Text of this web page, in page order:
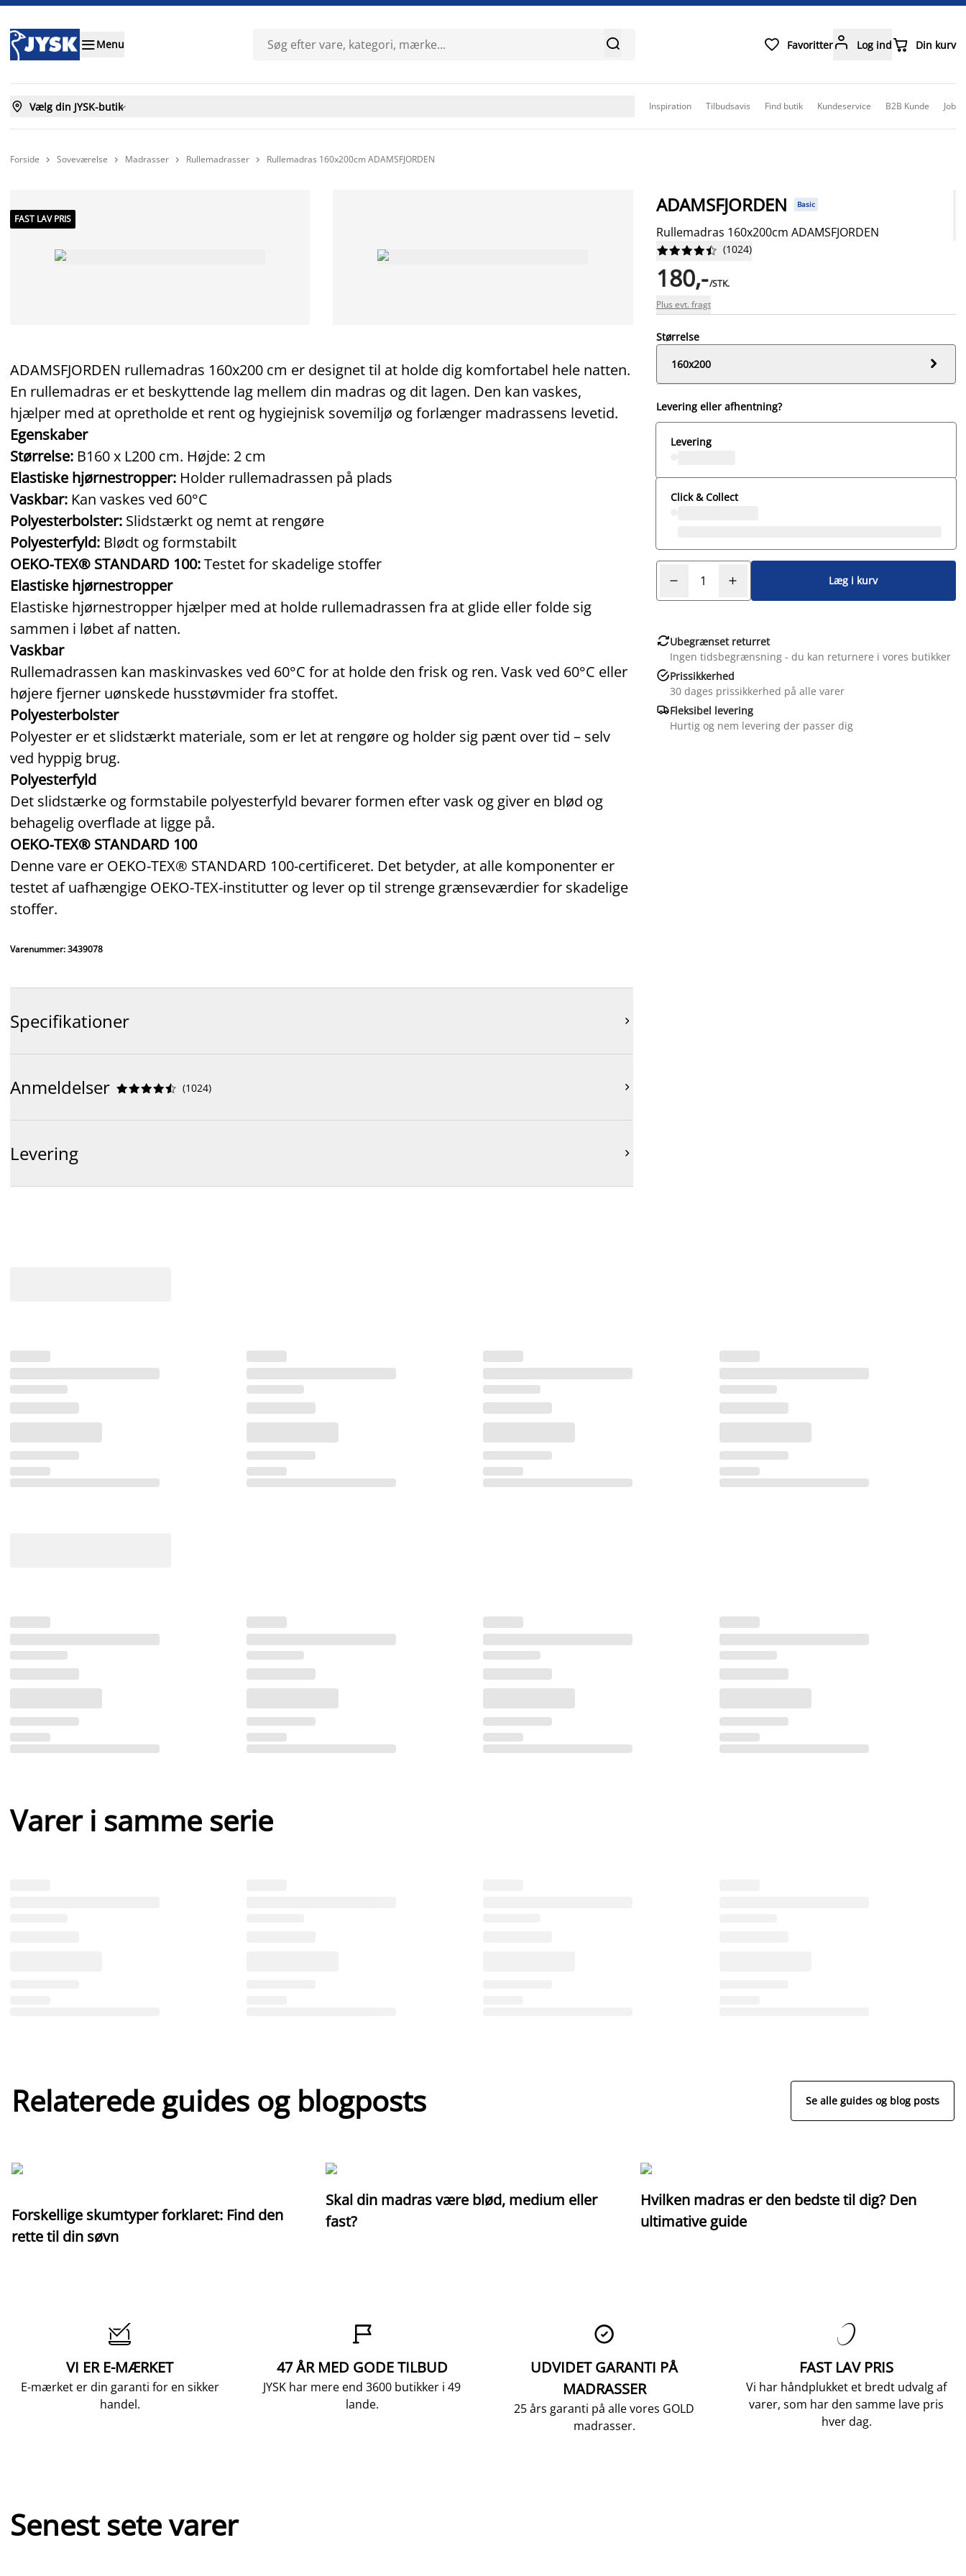
Menu   Favoritter Log ind Din kurv
 Vælg din JYSK-butik Inspiration Tilbudsavis Find butik Kundeservice B2B Kunde Job
Forside  Soveværelse  Madrasser  Rullemadrasser  Rullemadras 160x200cm ADAMSFJORDEN
FAST LAV PRIS
ADAMSFJORDEN rullemadras 160x200 cm er designet til at holde dig komfortabel hele natten.
En rullemadras er et beskyttende lag mellem din madras og dit lagen. Den kan vaskes,
hjælper med at opretholde et rent og hygiejnisk sovemiljø og forlænger madrassens levetid.
Egenskaber
Størrelse: B160 x L200 cm. Højde: 2 cm
Elastiske hjørnestropper: Holder rullemadrassen på plads
Vaskbar: Kan vaskes ved 60°C
Polyesterbolster: Slidstærkt og nemt at rengøre
Polyesterfyld: Blødt og formstabilt
OEKO‑TEX® STANDARD 100:Testet for skadelige stoffer
Elastiske hjørnestropper
Elastiske hjørnestropper hjælper med at holde rullemadrassen fra at glide eller folde sig
sammen i løbet af natten.
Vaskbar
Rullemadrassen kan maskinvaskes ved 60°C for at holde den frisk og ren. Vask ved 60°C eller
højere fjerner uønskede husstøvmider fra stoffet.
Polyesterbolster
Polyester er et slidstærkt materiale, som er let at rengøre og holder sig pænt over tid – selv
ved hyppig brug.
Polyesterfyld
Det slidstærke og formstabile polyesterfyld bevarer formen efter vask og giver en blød og
behagelig overflade at ligge på.
OEKO‑TEX® STANDARD 100
Denne vare er OEKO‑TEX® STANDARD 100‑certificeret. Det betyder, at alle komponenter er
testet af uafhængige OEKO‑TEX‑institutter og lever op til strenge grænseværdier for skadelige
stoffer.
Varenummer: 3439078
Specifikationer 
Anmeldelser 




 (1024) 
Levering 
ADAMSFJORDEN Basic
Rullemadras 160x200cm ADAMSFJORDEN





 (1024)
180,-/STK.
Plus evt. fragt
Størrelse
160x200

Levering eller afhentning?
Levering
Click & Collect
Læg i kurv
Ubegrænset returret
Ingen tidsbegrænsning - du kan returnere i vores butikker
Prissikkerhed
30 dages prissikkerhed på alle varer
Fleksibel levering
Hurtig og nem levering der passer dig
Varer i samme serie
Relaterede guides og blogposts Se alle guides og blog posts
Forskellige skumtyper forklaret: Find den
rette til din søvn
Skal din madras være blød, medium eller
fast?
Hvilken madras er den bedste til dig? Den
ultimative guide

VI ER E-MÆRKET
E-mærket er din garanti for en sikker
handel.

47 ÅR MED GODE TILBUD
JYSK har mere end 3600 butikker i 49
lande.

UDVIDET GARANTI PÅ
MADRASSER
25 års garanti på alle vores GOLD
madrasser.

FAST LAV PRIS
Vi har håndplukket et bredt udvalg af
varer, som har den samme lave pris
hver dag.
Senest sete varer